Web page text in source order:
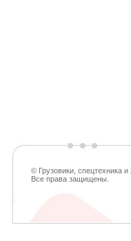
© Грузовики, спецтехника
Все права защищены.